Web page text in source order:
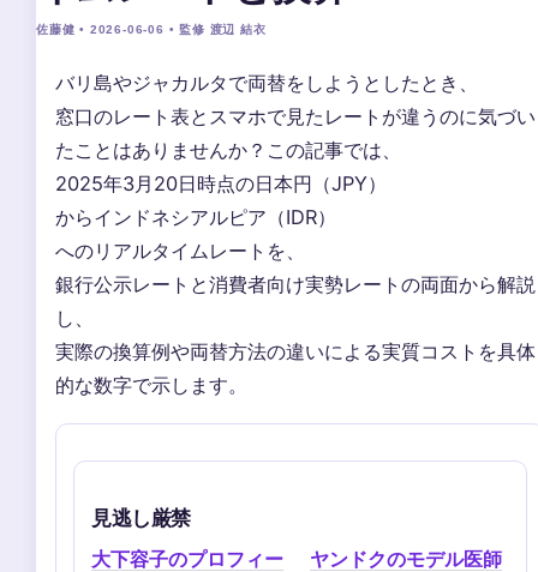
佐藤健 • 2026-06-06 • 監修 渡辺 結衣
バリ島やジャカルタで両替をしようとしたとき、
窓口のレート表とスマホで見たレートが違うのに気づい
たことはありませんか？この記事では、
2025年3月20日時点の日本円（JPY）
からインドネシアルピア（IDR）
へのリアルタイムレートを、
銀行公示レートと消費者向け実勢レートの両面から解説
し、
実際の換算例や両替方法の違いによる実質コストを具体
的な数字で示します。
見逃し厳禁
大下容子のプロフィー
ヤンドクのモデル医師